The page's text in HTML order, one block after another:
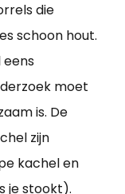
die
schoon hout.
eens
moet
is. De
zijn
kachel en
je stookt).